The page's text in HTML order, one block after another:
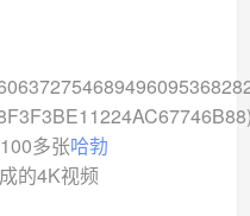
多张哈勃
的4K视频